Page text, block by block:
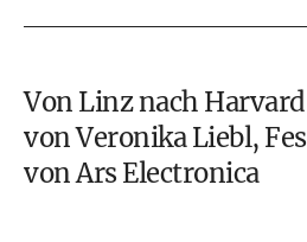
Von Linz nach
von Veronika Liebl,
von Ars Electronica